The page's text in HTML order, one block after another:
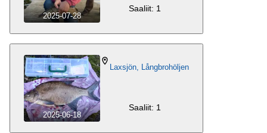
2025-07-28
Saaliit: 1
2025-06-18
Laxsjön, Långbrohöljen
Saaliit: 1